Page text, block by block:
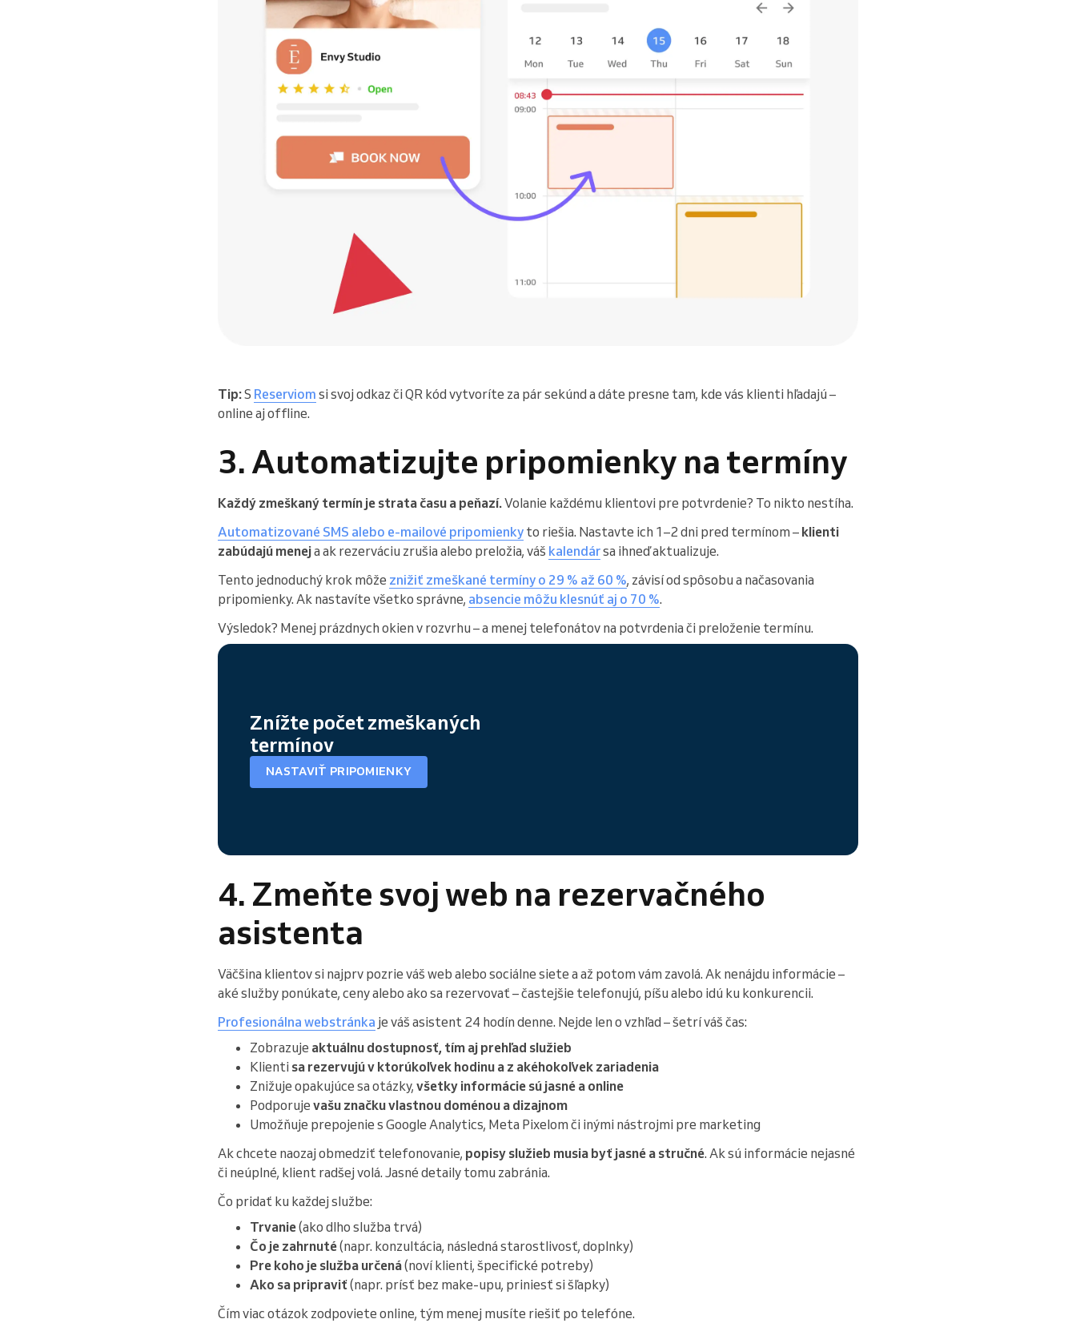
Tip:S Reserviom si svoj odkaz či QR kód vytvoríte za pár sekúnd a dáte presne tam, kde vás klienti hľadajú –
online aj offline.
3. Automatizujte pripomienky na termíny
Každý zmeškaný termín je strata času a peňazí.Volanie každému klientovi pre potvrdenie? To nikto nestíha.
Automatizované SMS alebo e-mailové pripomienky to riešia. Nastavte ich 1–2 dni pred termínom – klienti
zabúdajú meneja ak rezerváciu zrušia alebo preložia, váš kalendársa ihneď aktualizuje.
Tento jednoduchý krok môže znižiť zmeškané termíny o 29 % až 60 %, závisí od spôsobu a načasovania
pripomienky. Ak nastavíte všetko správne, absencie môžu klesnúť aj o 70 %.
Výsledok? Menej prázdnych okien v rozvrhu – a menej telefonátov na potvrdenia či preloženie termínu.
Znížte počet zmeškaných
termínov
NASTAVIŤ PRIPOMIENKY
4. Zmeňte svoj web na rezervačného
asistenta
Väčšina klientov si najprv pozrie váš web alebo sociálne siete a až potom vám zavolá. Ak nenájdu informácie –
aké služby ponúkate, ceny alebo ako sa rezervovať – častejšie telefonujú, píšu alebo idú ku konkurencii.
Profesionálna webstránka je váš asistent 24 hodín denne. Nejde len o vzhľad – šetrí váš čas:
Zobrazuje aktuálnu dostupnosť, tím aj prehľad služieb
Klienti sa rezervujú v ktorúkoľvek hodinu a z akéhokoľvek zariadenia
Znižuje opakujúce sa otázky, všetky informácie sú jasné a online
Podporuje vašu značku vlastnou doménou a dizajnom
Umožňuje prepojenie s Google Analytics, Meta Pixelom či inými nástrojmi pre marketing
Ak chcete naozaj obmedziť telefonovanie, popisy služieb musia byť jasné a stručné. Ak sú informácie nejasné
či neúplné, klient radšej volá. Jasné detaily tomu zabránia.
Čo pridať ku každej službe:
Trvanie(ako dlho služba trvá)
Čo je zahrnuté(napr. konzultácia, následná starostlivosť, doplnky)
Pre koho je služba určená(noví klienti, špecifické potreby)
Ako sa pripraviť(napr. prísť bez make-upu, priniesť si šľapky)
Čím viac otázok zodpoviete online, tým menej musíte riešiť po telefóne.